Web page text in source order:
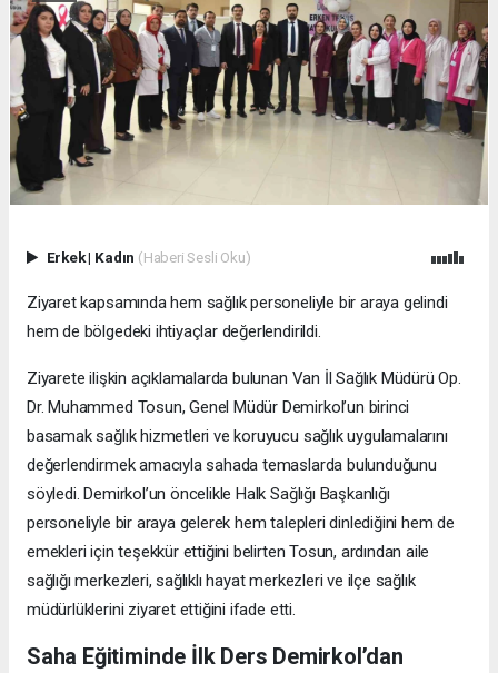
Erkek| Kadın (Haberi Sesli Oku)
Ziyaret kapsamında hem sağlık personeliyle bir araya gelindi
hem de bölgedeki ihtiyaçlar değerlendirildi.
Ziyarete ilişkin açıklamalarda bulunan Van İl Sağlık Müdürü Op.
Dr. Muhammed Tosun, Genel Müdür Demirkol’un birinci
basamak sağlık hizmetleri ve koruyucu sağlık uygulamalarını
değerlendirmek amacıyla sahada temaslarda bulunduğunu
söyledi. Demirkol’un öncelikle Halk Sağlığı Başkanlığı
personeliyle bir araya gelerek hem talepleri dinlediğini hem de
emekleri için teşekkür ettiğini belirten Tosun, ardından aile
sağlığı merkezleri, sağlıklı hayat merkezleri ve ilçe sağlık
müdürlüklerini ziyaret ettiğini ifade etti.
Saha Eğitiminde İlk Ders Demirkol’dan